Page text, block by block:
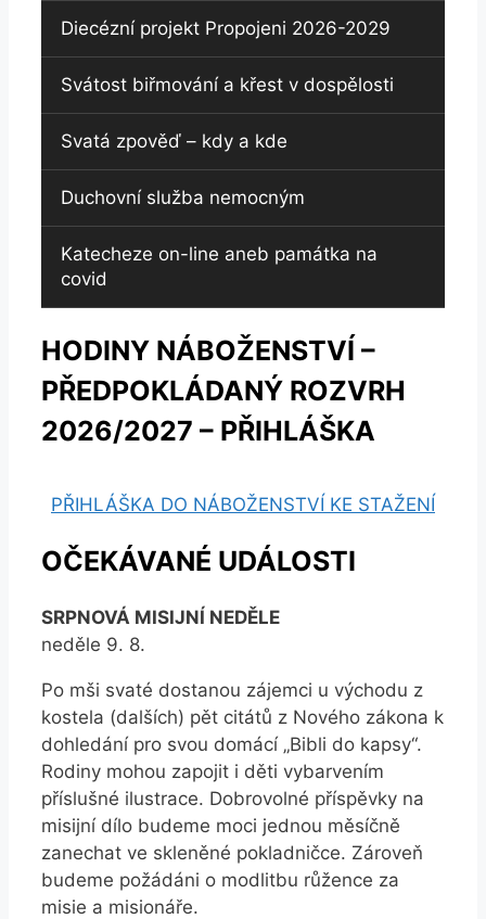
Diecézní projekt Propojeni 2026-2029
Svátost biřmování a křest v dospělosti
Svatá zpověď – kdy a kde
Duchovní služba nemocným
Katecheze on-line aneb památka na
covid
HODINY NÁBOŽENSTVÍ –
PŘEDPOKLÁDANÝ ROZVRH
2026/2027 – PŘIHLÁŠKA
PŘIHLÁŠKA DO NÁBOŽENSTVÍ KE STAŽENÍ
OČEKÁVANÉ UDÁLOSTI
SRPNOVÁ MISIJNÍ NEDĚLE
neděle 9. 8.
Po mši svaté dostanou zájemci u východu z
kostela (dalších) pět citátů z Nového zákona k
dohledání pro svou domácí „Bibli do kapsy“.
Rodiny mohou zapojit i děti vybarvením
příslušné ilustrace. Dobrovolné příspěvky na
misijní dílo budeme moci jednou měsíčně
zanechat ve skleněné pokladničce. Zároveň
budeme požádáni o modlitbu růžence za
misie a misionáře.